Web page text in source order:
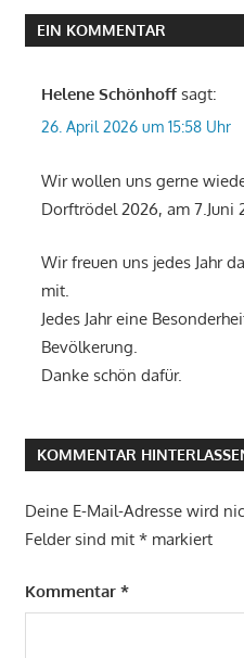
EIN KOMMENTAR
Helene Schönhoff sagt:
26. April 2026 um 15:58 Uhr
Wir wollen uns gerne
Dorftrödel 2026, am 7.Juni
Wir freuen uns jedes Jahr
mit.
Jedes Jahr eine
Bevölkerung.
Danke schön dafür.
KOMMENTAR
Deine E-Mail-Adresse wird
Felder sind mit *markiert
Kommentar *